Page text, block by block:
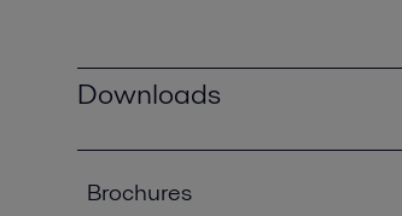
Downloads
Brochures